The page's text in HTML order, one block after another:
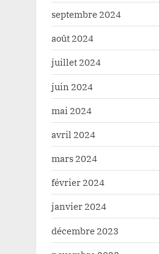
septembre 2024
août 2024
juillet 2024
juin 2024
mai 2024
avril 2024
mars 2024
février 2024
janvier 2024
décembre 2023